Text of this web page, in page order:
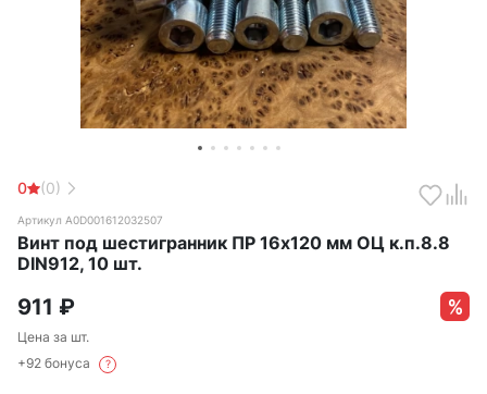
0 (0)
Артикул А0D001612032507
Винт под шестигранник ПР 16х120 мм ОЦ к.п.8.8
DIN912, 10 шт.
911 ₽
Цена за шт.
+92 бонуса
?